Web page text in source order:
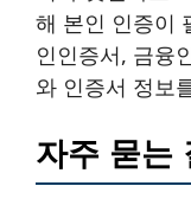
해 본인 인증이
인인증서, 금융
와 인증서 정보
자주 묻는